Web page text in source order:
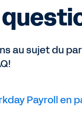
au sujet du
Payroll en